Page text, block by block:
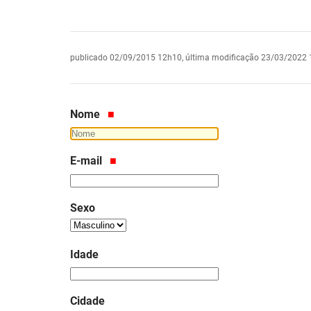
publicado 02/09/2015 12h10, última modificação 23/03/2022
Nome
E-mail
Sexo
Idade
Cidade